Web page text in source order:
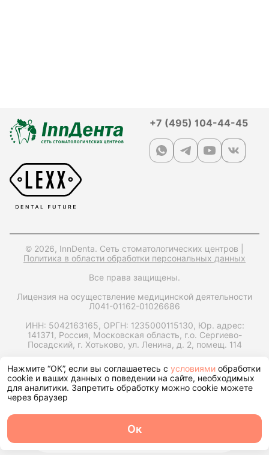
+7 (495) 104-44-45
© 2026, InnDenta. Сеть стоматологических центров |
Политика в области обработки персональных данных
Все права защищены.
Лицензия на осуществление медицинской деятельности
Л041-01162-01026686
ИНН: 5042163165, ОРГН: 1235000115130, Юр. адрес:
141371, Россия, Московская область, г.о. Сергиево-
Посадский, г. Хотьково, ул. Ленина, д. 2, помещ. 114
Запрос справки на налоговый вычет
Нажмите “ОК”, если вы соглашаетесь с условиями обработки
cookie и ваших данных о поведении на сайте, необходимых
для аналитики. Запретить обработку можно cookie можете
через браузер
Ок